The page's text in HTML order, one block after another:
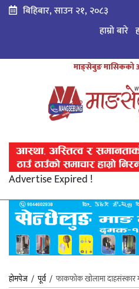
बिहिबार, साउन २१, २०८३
हाम्रो बारे
माङ्सेबुङ मासिकको
Advertise Expired !
होमपेज /पूर्व/ फाकफोक खोलामा दाहसंस्कार